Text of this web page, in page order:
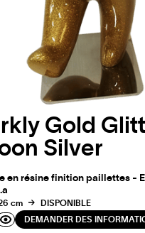
Gold
Silver
en résine finition paillettes -
cm
DISPONIBLE
DEMANDER DES